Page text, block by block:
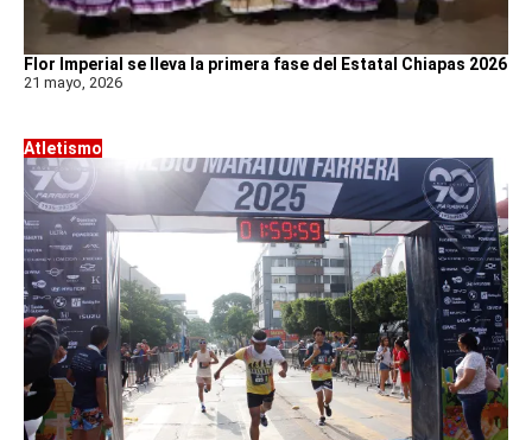
Flor Imperial se lleva la primera fase del Estatal Chiapas 2026
21 mayo, 2026
Atletismo